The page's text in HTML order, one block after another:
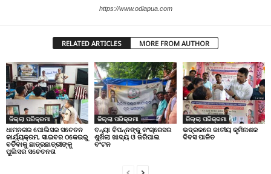
https://www.odiapua.com
RELATED ARTICLES MORE FROM AUTHOR
ଜିଲ୍ଲା ପରିକ୍ରମା
ଧାମନଗର ପୋଲିସର ସଚେତନ
କାର୍ଯ୍ୟକ୍ରମ, ସାଇବର ଠକେଇରୁ
ବର୍ତିବାକୁ ଛାତ୍ରଛାତ୍ରୀଙ୍କୁ
ପୁଲିସର ସଚେତନତା
ଜିଲ୍ଲା ପରିକ୍ରମା
ବନ୍ୟା ବିପନ୍ନଙ୍କୁ କଂଗ୍ରେସର
ଶୁଖିଲା ଖାଦ୍ୟ ଓ ଜରିପାଲ
ବଂଟନ
ଜିଲ୍ଲା ପରିକ୍ରମା
ଭଦ୍ରକରେ ଜାତୀୟ କୃମିନାଶକ
ଦିବସ ପାଳିତ